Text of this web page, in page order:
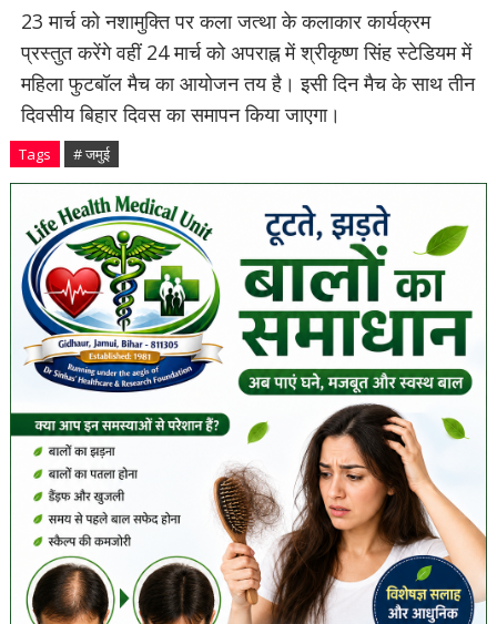
23 मार्च को नशामुक्ति पर कला जत्था के कलाकार कार्यक्रम
प्रस्तुत करेंगे वहीं 24 मार्च को अपराह्न में श्रीकृष्ण सिंह स्टेडियम में
महिला फुटबॉल मैच का आयोजन तय है। इसी दिन मैच के साथ तीन
दिवसीय बिहार दिवस का समापन किया जाएगा।
Tags # जमुई